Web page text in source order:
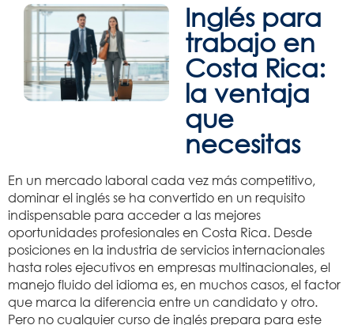
Inglés para
trabajo en
Costa Rica:
la ventaja
que
necesitas
En un mercado laboral cada vez más competitivo,
dominar el inglés se ha convertido en un requisito
indispensable para acceder a las mejores
oportunidades profesionales en Costa Rica. Desde
posiciones en la industria de servicios internacionales
hasta roles ejecutivos en empresas multinacionales, el
manejo fluido del idioma es, en muchos casos, el factor
que marca la diferencia entre un candidato y otro.
Pero no cualquier curso de inglés prepara para este